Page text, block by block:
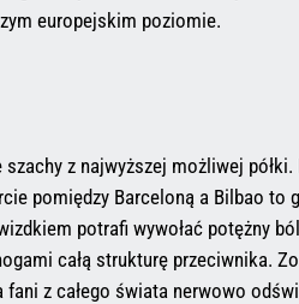
europejskim poziomie.
z najwyższej możliwej
pomiędzy Barceloną a Bilbao to
potrafi wywołać potężny
całą strukturę przeciwnika.
z całego świata nerwowo